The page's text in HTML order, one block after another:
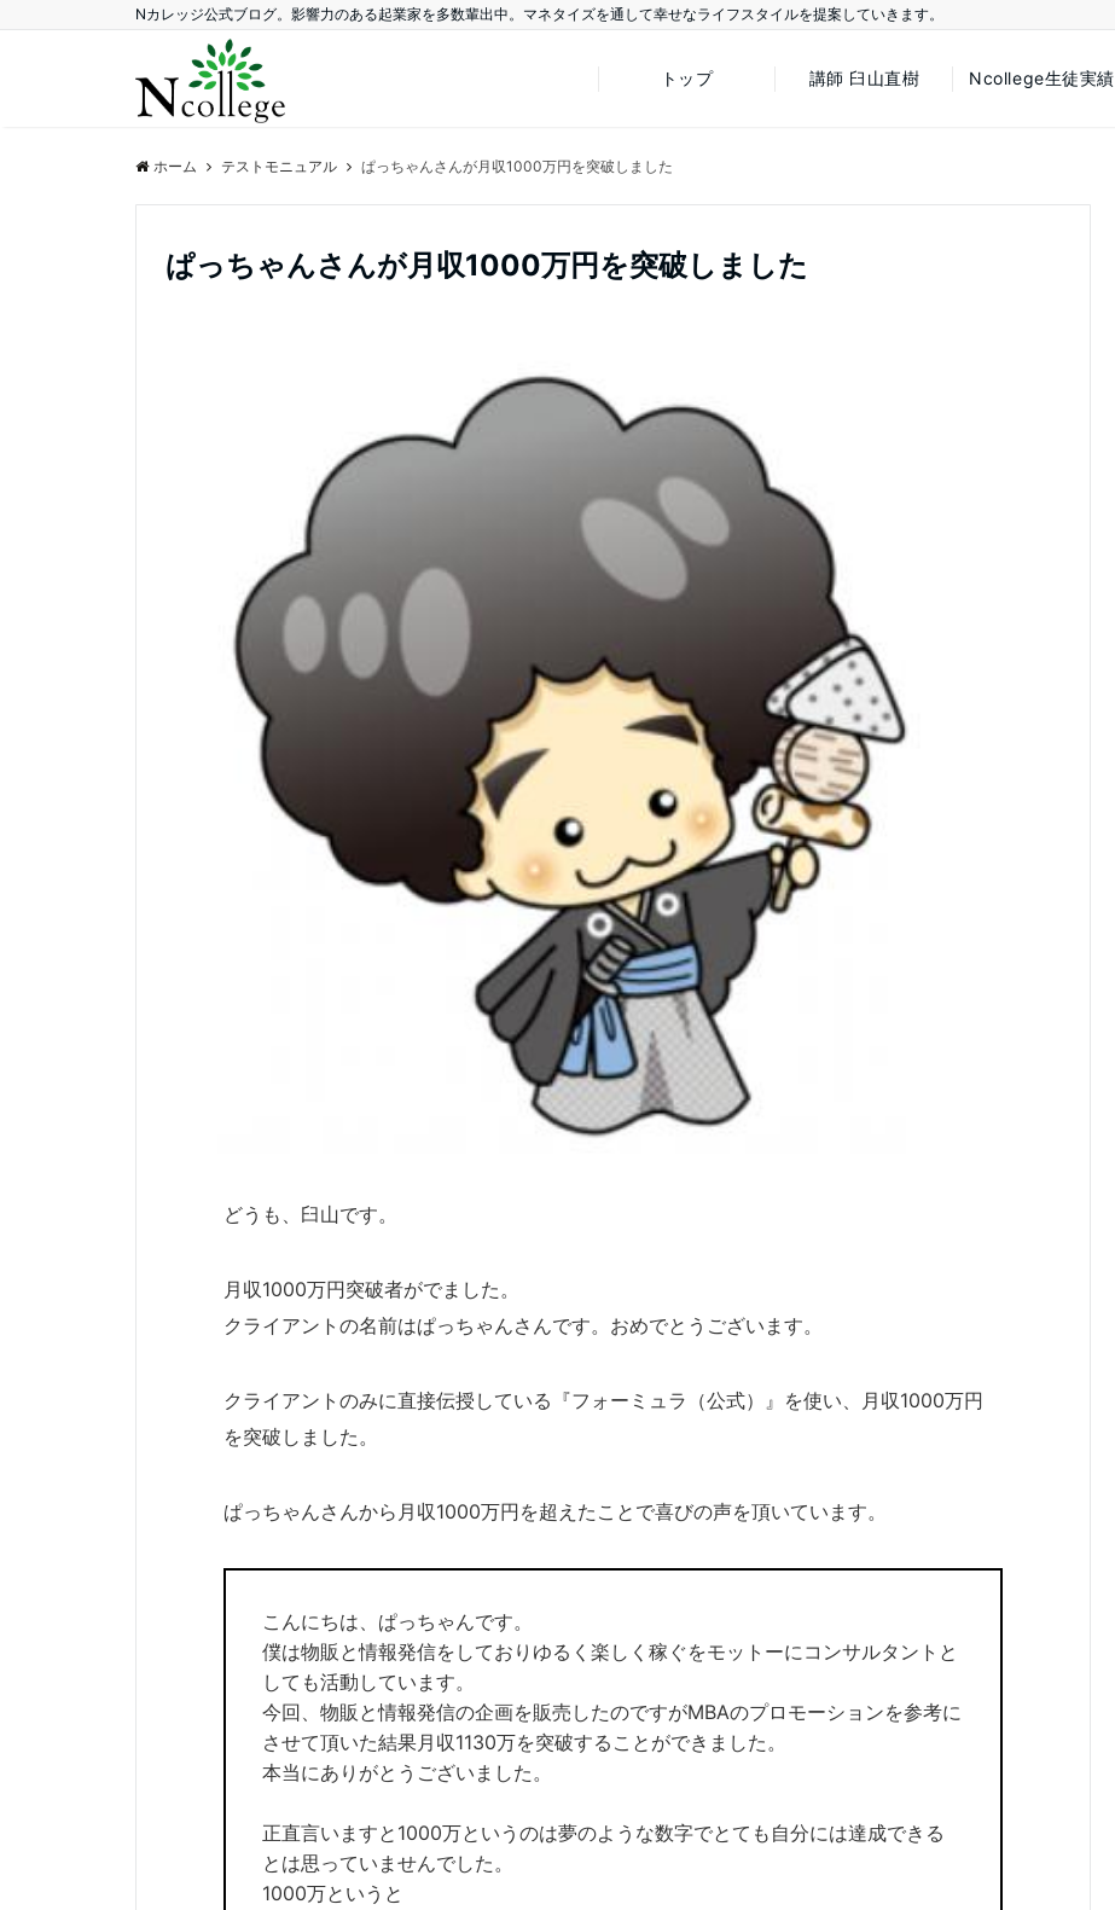
Nカレッジ公式ブログ。影響力のある起業家を多数輩出中。マネタイズを通して幸せなライフスタイルを提案していきます。
トップ 講師 臼山直樹 Ncollege生徒実績
ホーム テストモニュアル ぱっちゃんさんが月収1000万円を突破しました
ぱっちゃんさんが月収1000万円を突破しました
どうも、臼山です。
月収1000万円突破者がでました。
クライアントの名前はぱっちゃんさんです。おめでとうございます。
クライアントのみに直接伝授している『フォーミュラ（公式）』を使い、月収1000万円
を突破しました。
ぱっちゃんさんから月収1000万円を超えたことで喜びの声を頂いています。
こんにちは、ぱっちゃんです。
僕は物販と情報発信をしておりゆるく楽しく稼ぐをモットーにコンサルタントと
しても活動しています。
今回、物販と情報発信の企画を販売したのですがMBAのプロモーションを参考に
させて頂いた結果月収1130万を突破することができました。
本当にありがとうございました。
正直言いますと1000万というのは夢のような数字でとても自分には達成できる
とは思っていませんでした。
1000万というと